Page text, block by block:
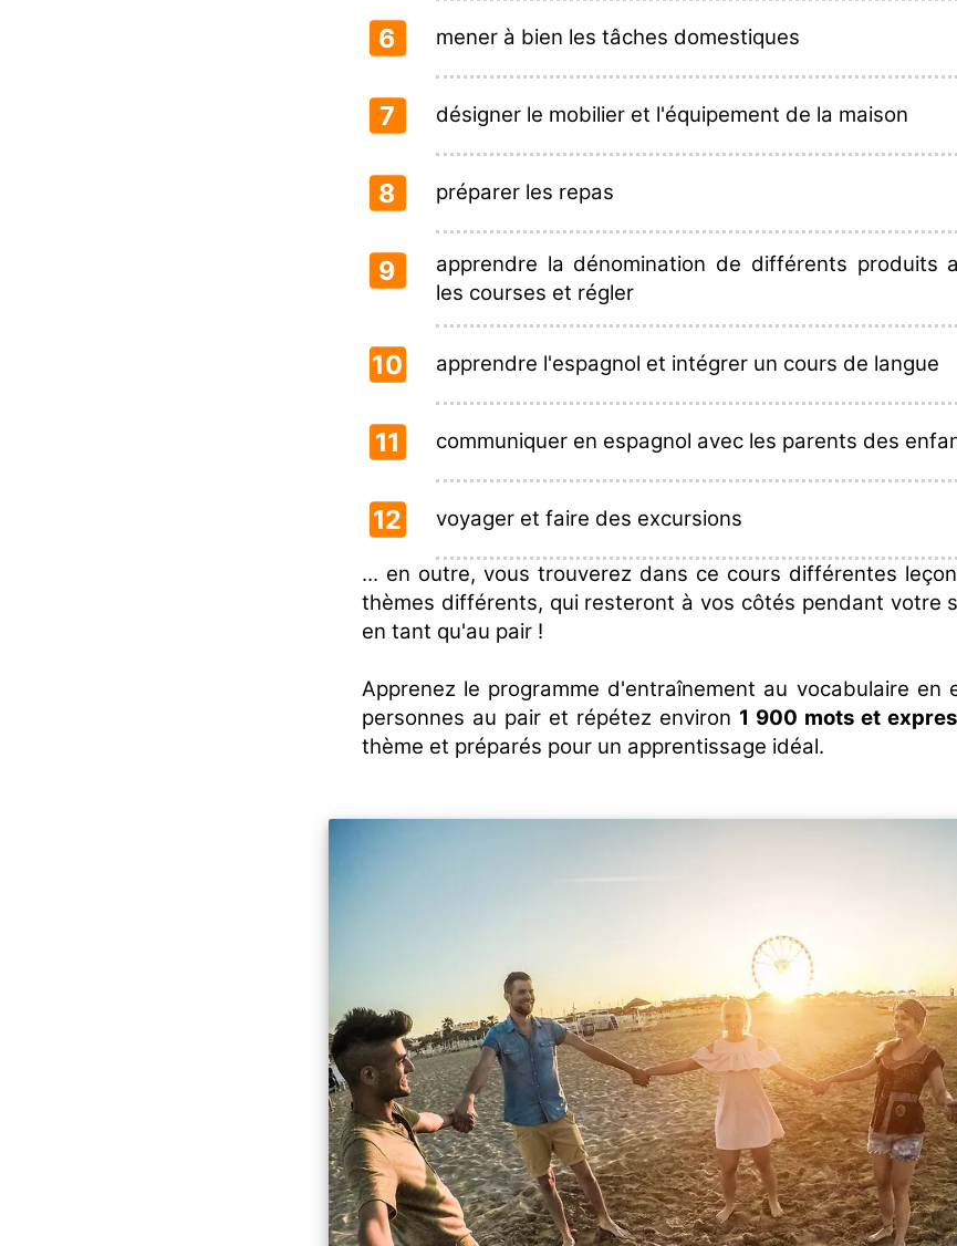
6 mener à bien les tâches domestiques
7 désigner le mobilier et l'équipement de la maison
8 préparer les repas
9
apprendre la dénomination de différents produits
les courses et régler
10 apprendre l'espagnol et intégrer un cours de langue
11 communiquer en espagnol avec les parents des
12 voyager et faire des excursions
... en outre, vous trouverez dans ce cours différentes
thèmes différents, qui resteront à vos côtés pendant votre
en tant qu'au pair !
Apprenez le programme d'entraînement au vocabulaire en
personnes au pair et répétez environ 1 900 mots et
thème et préparés pour un apprentissage idéal.